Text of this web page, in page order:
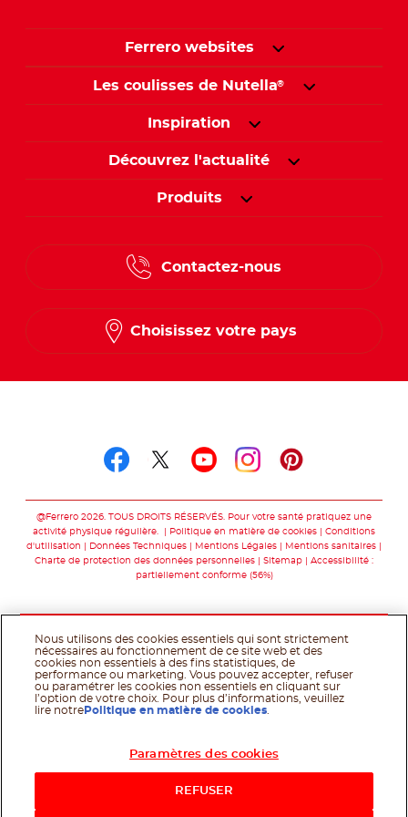
Ferrero websites
Les coulisses de Nutella®
Inspiration
Découvrez l'actualité
Produits
Contactez-nous
Choisissez votre pays
@Ferrero 2026. TOUS DROITS RÉSERVÉS. Pour votre santé pratiquez une
activité physique régulière.
Politique en matière de cookies
Conditions
d'utilisation
Données Techniques Mentions Légales
Mentions sanitaires
Charte de protection des données personnelles
Sitemap
Accessibilité :
partiellement conforme (56%)
Nous utilisons des cookies essentiels qui sont strictement
nécessaires au fonctionnement de ce site web et des
cookies non essentiels à des fins statistiques, de
performance ou marketing. Vous pouvez accepter, refuser
ou paramétrer les cookies non essentiels en cliquant sur
l’option de votre choix. Pour plus d’informations, veuillez
lire notre Politique en matière de cookies
Paramètres des cookies
REFUSER